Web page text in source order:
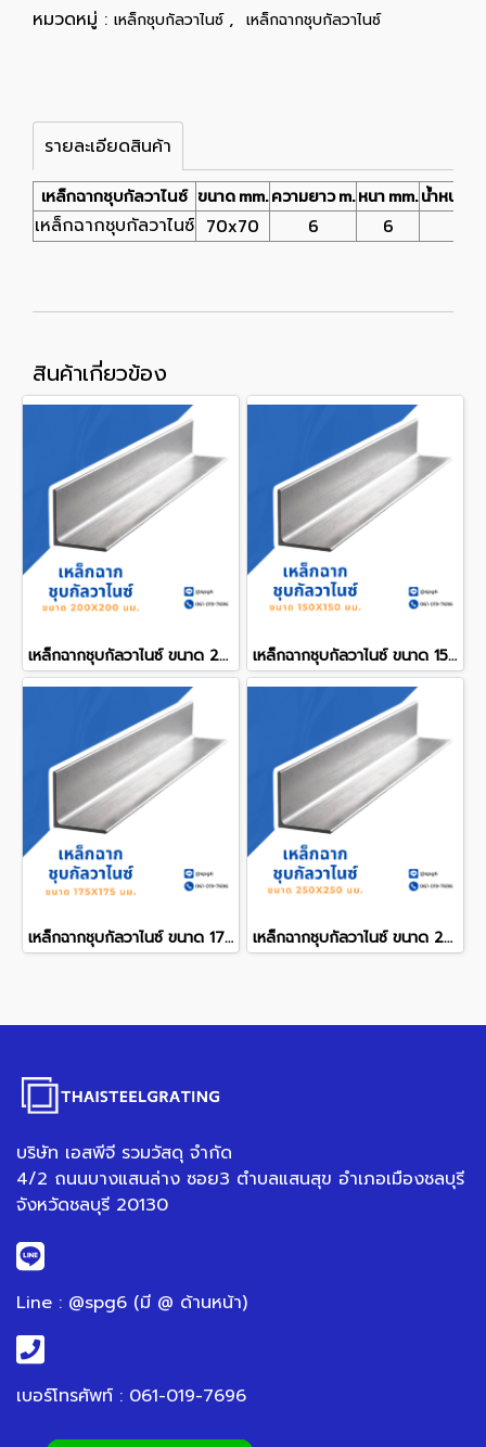
หมวดหมู่ : เหล็กชุบกัลวาไนซ์ , เหล็กฉากชุบกัลวาไนซ์
รายละเอียดสินค้า
เหล็กฉากชุบกัลวาไนซ์ ขนาด mm.ความยาว m.หนา mm.น้ำหนัก
เหล็กฉากชุบกัลวาไนซ์ 70x70 6 6
สินค้าเกี่ยวข้อง
เหล็กฉากชุบกัลวาไนซ์ ขนาด 200x200 mm. เหล็กฉากชุบกัลวาไนซ์ ขนาด 150x150 mm.
เหล็กฉากชุบกัลวาไนซ์ ขนาด 175x175 mm. เหล็กฉากชุบกัลวาไนซ์ ขนาด 250x250 mm.
บริษัท เอสพีจี รวมวัสดุ จำกัด
4/2 ถนนบางแสนล่าง ซอย3 ตำบลแสนสุข อำเภอเมืองชลบุรี
จังหวัดชลบุรี 20130
Line : @spg6 (มี @ ด้านหน้า)
เบอร์โทรศัพท์ : 061-019-7696